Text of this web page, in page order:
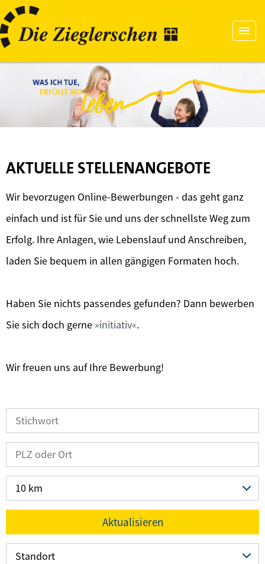
AKTUELLE STELLENANGEBOTE
Wir bevorzugen Online-Bewerbungen - das geht ganz
einfach und ist für Sie und uns der schnellste Weg zum
Erfolg. Ihre Anlagen, wie Lebenslauf und Anschreiben,
laden Sie bequem in allen gängigen Formaten hoch.
Haben Sie nichts passendes gefunden? Dann bewerben
Sie sich doch gerne initiativ .
Wir freuen uns auf Ihre Bewerbung!
10 km
Aktualisieren
Standort